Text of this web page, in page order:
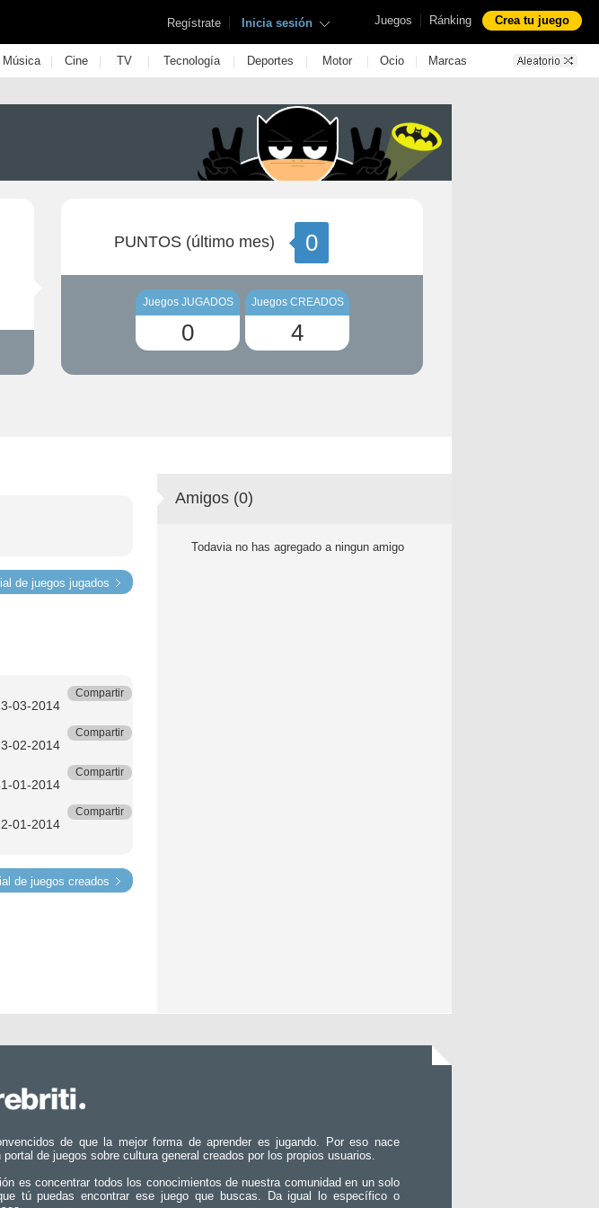
Juegos | Ránking Crea tu juego
Regístrate | Inicia sesión
Música | Cine | TV | Tecnología | Deportes | Motor | Ocio | Marcas
PUNTOS (último mes) 0
Juegos JUGADOS
0
Juegos CREADOS
4
de juegos jugados
03-2014
Compartir
02-2014
Compartir
01-2014
Compartir
01-2014
Compartir
de juegos creados
Amigos (0)
Todavia no has agregado a ningun amigo
de que la mejor forma de aprender es jugando. Por eso nace
portal de juegos sobre cultura general creados por los propios usuarios.
es concentrar todos los conocimientos de nuestra comunidad en un solo
tú puedas encontrar ese juego que buscas. Da igual lo específico o